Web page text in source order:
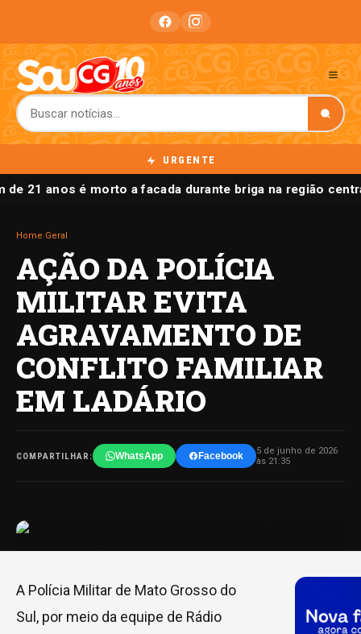
URGENTE
de 21 anos é morto a facada durante briga na região
Home Geral
AÇÃO DA POLÍCIA
MILITAR EVITA
AGRAVAMENTO DE
CONFLITO FAMILIAR
EM LADÁRIO
COMPARTILHAR: WhatsApp Facebook
5 de junho de 2026
às 21:35
A Polícia Militar de Mato Grosso do
Sul, por meio da equipe de Rádio